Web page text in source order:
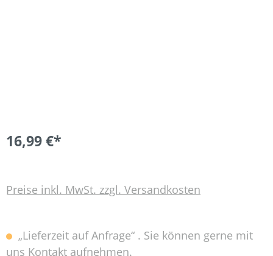
16,99 €*
Preise inkl. MwSt. zzgl. Versandkosten
„Lieferzeit auf Anfrage“ . Sie können gerne mit
uns Kontakt aufnehmen.